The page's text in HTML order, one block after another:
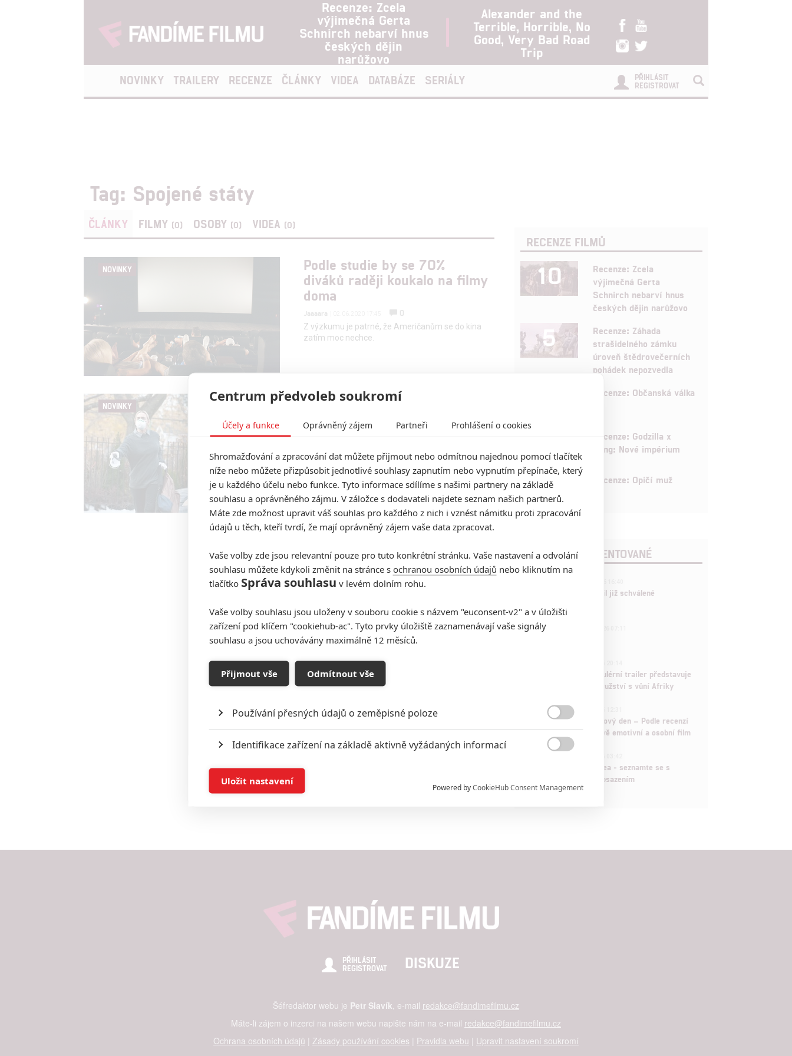
Recenze: Zcela
výjimečná Gerta
Schnirch nebarví hnus
českých dějin
narůžovo
Alexander and the
Terrible, Horrible, No
Good, Very Bad Road
Trip
NOVINKY TRAILERY RECENZE ČLÁNKY VIDEA DATABÁZE SERIÁLY
PŘIHLÁSIT
REGISTROVAT
Tag: Spojené státy
ČLÁNKY FILMY (0) OSOBY (0) VIDEA (0)
NOVINKY
Podle studie by se 70%
diváků raději koukalo na filmy
doma
Jaaaara
0
Z výzkumu je patrné, že Američanům se do kina
zatím moc nechce.
NOVINKY
Podle průzkumu se po
velká část diváků bát
| 01.04.2020 19:30
Průzkum odhalil, že (minimálně americká) kina
mohou mít po opadnutí pandemie velký problém.
RECENZE FILMŮ
10
Recenze: Zcela
výjimečná Gerta
Schnirch nebarví hnus
českých dějin narůžovo
5
Recenze: Záhada
strašidelného zámku
úroveň štědrovečerních
pohádek nepozvedla
Recenze: Občanská válka
Recenze: Godzilla x
Kong: Nové impérium
8 Recenze: Opičí muž
POSLEDNÍ KOMENTOVANÉ
Marvel nečekaně zrušil již schválené
433
Děti krve a kostí: Regulérní trailer představuje
akční fantasy dobrodružství s vůní Afriky
ČLÁNEK | 30.07.2026 12:31
Spider-Man: Zbrusu nový den – Podle recenzí
máme čekat překvapivě emotivní a osobní film
Velké preview: Odyssea - seznamte se s
maximálně nabitým obsazením
PŘIHLÁSIT
REGISTROVAT
DISKUZE
Šéfredaktor webu je Petr Slavík , e-mail redakce@fandimefilmu.cz
Máte-li zájem o inzerci na našem webu napište nám na e-mail redakce@fandimefilmu.cz
Ochrana osobních údajů | Zásady používání cookies | Pravidla webu | Upravit nastavení soukromí
Centrum předvoleb soukromí
Účely a funkce Oprávněný zájem Partneři Prohlášení o cookies
Shromažďování a zpracování dat můžete přijmout nebo odmítnou najednou pomocí tlačítek
níže nebo můžete přizpůsobit jednotlivé souhlasy zapnutím nebo vypnutím přepínače, který
je u každého účelu nebo funkce. Tyto informace sdílíme s našimi partnery na základě
souhlasu a oprávněného zájmu. V záložce s dodavateli najdete seznam našich partnerů.
Máte zde možnost upravit váš souhlas pro každého z nich i vznést námitku proti zpracování
údajů u těch, kteří tvrdí, že mají oprávněný zájem vaše data zpracovat.
Vaše volby zde jsou relevantní pouze pro tuto konkrétní stránku. Vaše nastavení a odvolání
souhlasu můžete kdykoli změnit na stránce s ochranou osobních údajů nebo kliknutím na
tlačítko Správa souhlasu v levém dolním rohu.
Vaše volby souhlasu jsou uloženy v souboru cookie s názvem "euconsent-v2" a v úložišti
zařízení pod klíčem "cookiehub-ac". Tyto prvky úložiště zaznamenávají vaše signály
souhlasu a jsou uchovávány maximálně 12 měsíců.
Přijmout vše Odmítnout vše
Používání přesných údajů o zeměpisné poloze
Identifikace zařízení na základě aktivně vyžádaných informací
Ukládání a/nebo přístup k informacím v zařízení

služeb

možnost: Zajištění bezpečnosti, předcházení a zjišťování podvodů a odstraňování chyb,
Poskytování a zobrazování reklamy a obsahu
Powered byCookieHub Consent Management
Uložit nastavení